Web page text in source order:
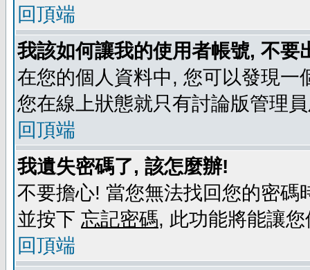
回頂端
我該如何讓我的使用者帳號, 不
在您的個人資料中, 您可以發現一
您在線上狀態就只有討論版管理
回頂端
我遺失密碼了, 該怎麼辦!
不要擔心! 當您無法找回您的密
並按下 忘記密碼, 此功能將能讓
回頂端